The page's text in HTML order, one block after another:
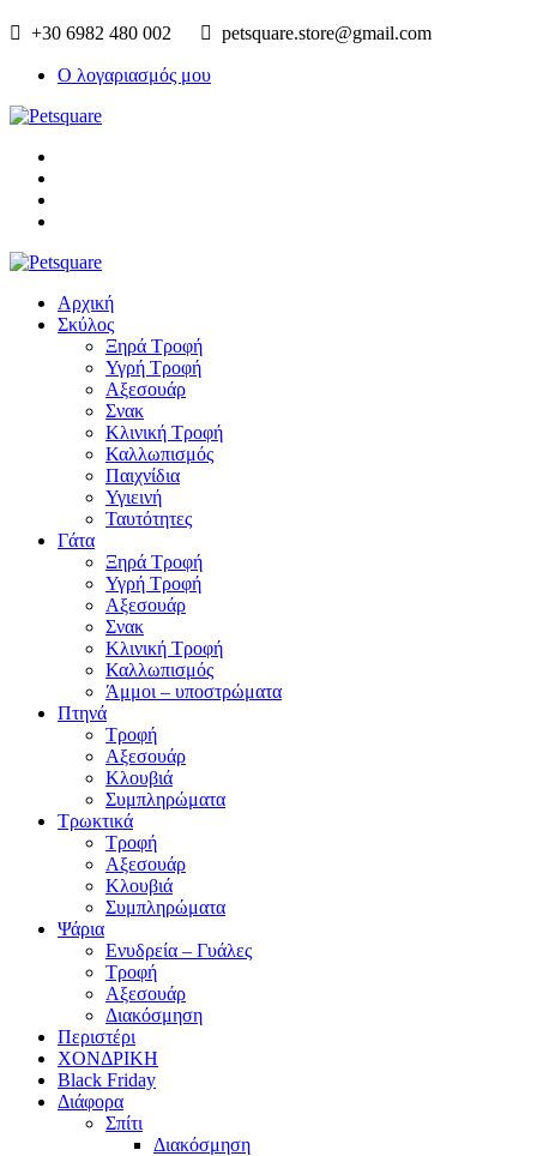
+30 6982 480 002 petsquare.store@gmail.com
Ο λογαριασμός μου
Αρχική
Σκύλος
Ξηρά Τροφή
Υγρή Τροφή
Αξεσουάρ
Σνακ
Κλινική Τροφή
Καλλωπισμός
Παιχνίδια
Υγιεινή
Ταυτότητες
Γάτα
Ξηρά Τροφή
Υγρή Τροφή
Αξεσουάρ
Σνακ
Κλινική Τροφή
Καλλωπισμός
Άμμοι – υποστρώματα
Πτηνά
Τροφή
Αξεσουάρ
Κλουβιά
Συμπληρώματα
Τρωκτικά
Τροφή
Αξεσουάρ
Κλουβιά
Συμπληρώματα
Ψάρια
Ενυδρεία – Γυάλες
Τροφή
Αξεσουάρ
Διακόσμηση
Περιστέρι
ΧΟΝΔΡΙΚΗ
Black Friday
Διάφορα
Σπίτι
Διακόσμηση